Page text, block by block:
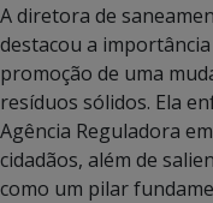
A diretora de
destacou a
promoção de uma
resíduos sólidos. Ela
Agência Reguladora
cidadãos, além de
como um pilar